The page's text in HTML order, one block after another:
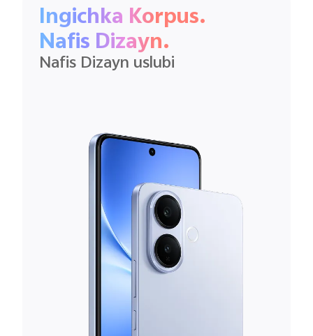
Ingichka Korpus.
Nafis Dizayn.
Nafis Dizayn uslubi